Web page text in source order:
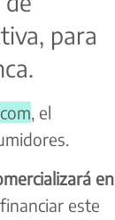
para
, el
en
este